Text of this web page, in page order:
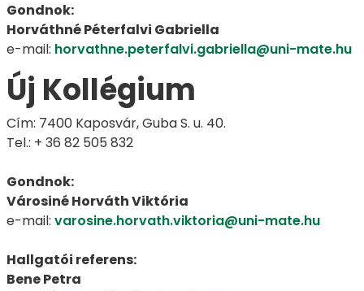
Gondnok:
Horváthné Péterfalvi Gabriella
e-mail: horvathne.peterfalvi.gabriella@uni-mate.hu
Új Kollégium
Cím: 7400 Kaposvár, Guba S. u. 40.
Tel.: + 36 82 505 832
Gondnok:
Városiné Horváth Viktória
e-mail: varosine.horvath.viktoria@uni-mate.hu
Hallgatói referens:
Bene Petra